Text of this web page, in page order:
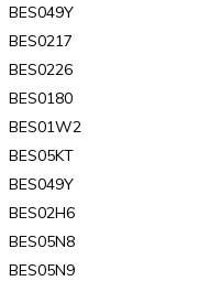
BES049Y
BES0217
BES0226
BES0180
BES01W2
BES05KT
BES049Y
BES02H6
BES05N8
BES05N9